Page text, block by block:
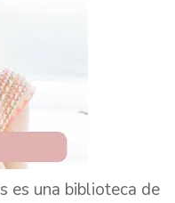
es una biblioteca de